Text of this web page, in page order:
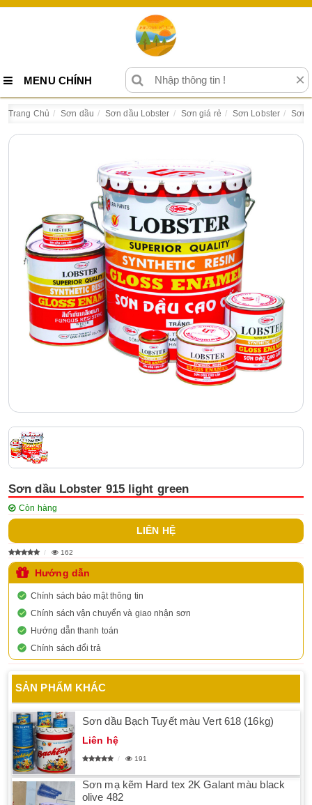
MENU CHÍNH ×
Trang Chủ Sơn dầu Sơn dầu Lobster Sơn giá rẻ Sơn Lobster Sơn
Sơn dầu Lobster 915 light green
Còn hàng
LIÊN HỆ
162
Hướng dẫn
Chính sách bảo mật thông tin
Chính sách vận chuyển và giao nhận sơn
Hướng dẫn thanh toán
Chính sách đổi trả
SẢN PHẨM KHÁC
Sơn dầu Bạch Tuyết màu Vert 618 (16kg)
Liên hệ
191
Sơn mạ kẽm Hard tex 2K Galant màu black
olive 482